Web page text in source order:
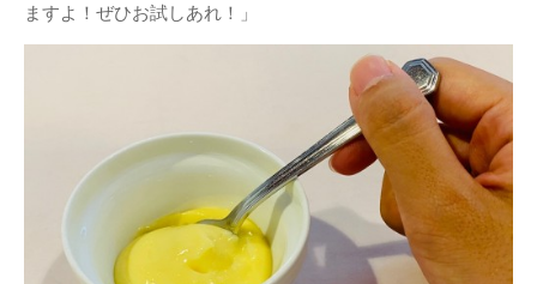
ますよ！ぜひお試しあれ！」